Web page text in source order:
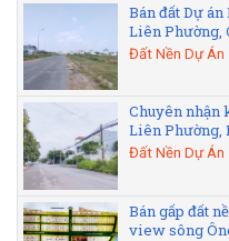
Bán đất Dự
Liên Phường,
Đất Nền Dự Án
Chuyên nhận
Liên Phường,
Đất Nền Dự Án
Bán gấp đất
view sông